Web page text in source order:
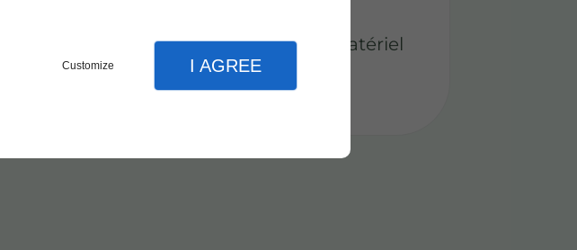
Customize I AGREE
Utilisation de matériel
adapté